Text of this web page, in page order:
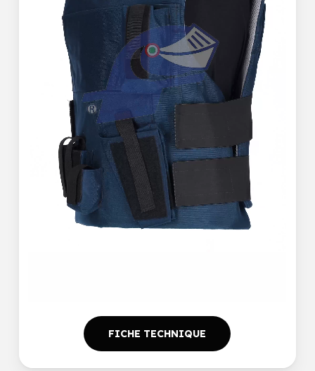
FICHE TECHNIQUE